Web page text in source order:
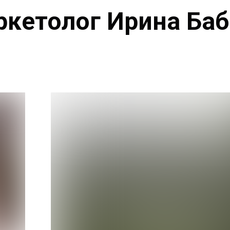
Ирина